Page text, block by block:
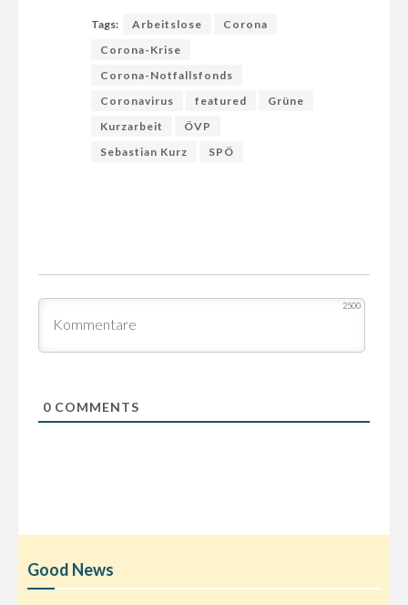
Tags: Arbeitslose
Corona
Corona-Krise
Corona-Notfallsfonds
Coronavirus
featured
Grüne
Kurzarbeit
ÖVP
Sebastian Kurz
SPÖ
2500
0COMMENTS
Good News